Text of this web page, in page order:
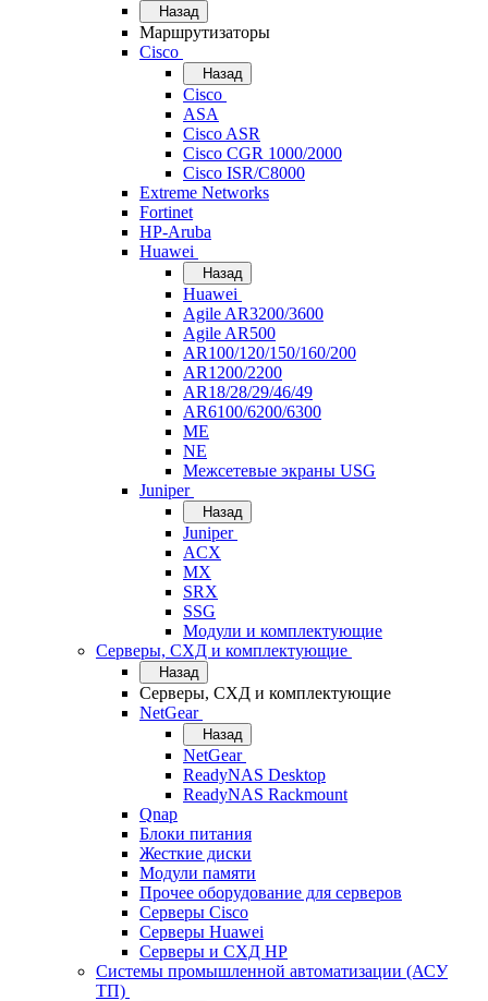
Назад
Маршрутизаторы
Cisco
Назад
Cisco
ASA
Cisco ASR
Cisco CGR 1000/2000
Cisco ISR/С8000
Extreme Networks
Fortinet
HP-Aruba
Huawei
Назад
Huawei
Agile AR3200/3600
Agile AR500
AR100/120/150/160/200
AR1200/2200
AR18/28/29/46/49
AR6100/6200/6300
ME
NE
Межсетевые экраны USG
Juniper
Назад
Juniper
ACX
MX
SRX
SSG
Модули и комплектующие
Серверы, СХД и комплектующие
Назад
Серверы, СХД и комплектующие
NetGear
Назад
NetGear
ReadyNAS Desktop
ReadyNAS Rackmount
Qnap
Блоки питания
Жесткие диски
Модули памяти
Прочее оборудование для серверов
Серверы Cisco
Серверы Huawei
Серверы и СХД HP
Системы промышленной автоматизации (АСУ
ТП)